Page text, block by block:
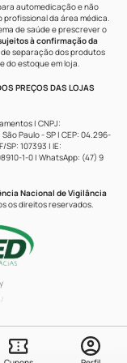
automedicação e não
da área médica.
de saúde e prescrever o
à confirmação da
separação dos produtos
do estoque em loja.
PREÇOS DAS LOJAS
| CNPJ:
Paulo - SP | CEP: 04.296-
107393 | IE:
1-0 | WhatsApp: (47) 9
Nacional de Vigilância
os direitos reservados.